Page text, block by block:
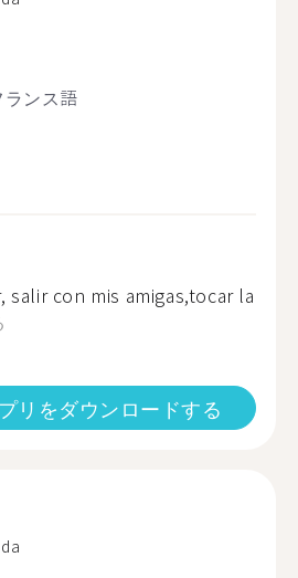
ランス語
salir con mis amigas,tocar la
リをダウンロードする